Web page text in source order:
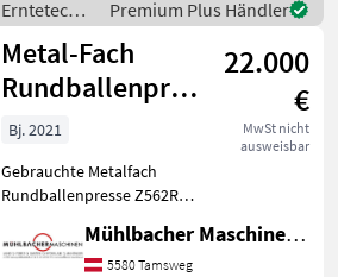
Erntetechnik
Grünland /
Metal-Fach
Premium Plus Händler
Metal-Fach
Rundballenpresse
Z562RN,
Privatverkauf
22.000
€
MwSt nicht
ausweisbar
Bj. 2021
Gebrauchte Metalfach
Rundballenpresse Z562RN
Kontaktaufnahme mit dem
Mühlbacher Maschinen GmbH
5580 Tamsweg